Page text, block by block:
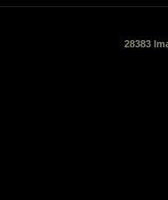
28383